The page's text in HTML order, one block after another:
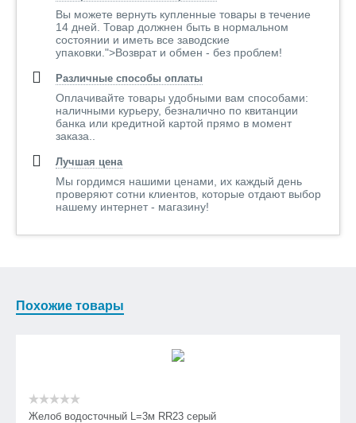
Вы можете вернуть купленные товары в течение
14 дней. Товар должнен быть в нормальном
состоянии и иметь все заводские
упаковки.">Возврат и обмен - без проблем!
Различные способы оплаты
Оплачивайте товары удобными вам способами:
наличными курьеру, безналично по квитанции
банка или кредитной картой прямо в момент
заказа..
Лучшая цена
Мы гордимся нашими ценами, их каждый день
проверяют сотни клиентов, которые отдают выбор
нашему интернет - магазину!
Похожие товары
Желоб водосточный L=3м RR23 серый